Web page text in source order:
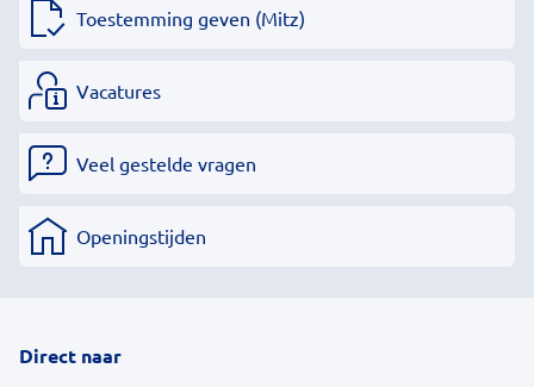
Toestemming geven (Mitz)
Vacatures
Veel gestelde vragen
Openingstijden
Direct naar